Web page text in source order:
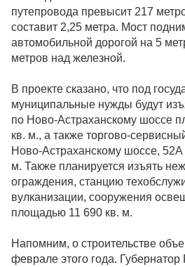
путепровода превысит 217
составит 2,25 метра. Мост
автомобильной дорогой на 5
метров над железной.
В проекте сказано, что под
муниципальные нужды будут
по Ново-Астраханскому шоссе
кв. м., а также торгово-
Ново-Астраханскому шоссе,
м. Также планируется изъять
ограждения, станцию
вулканизации, сооружения
площадью 11 690 кв. м.
Напомним, о строительстве
феврале этого года.